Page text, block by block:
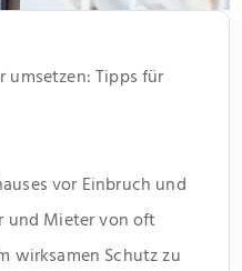
umsetzen: Tipps für
vor Einbruch und
und Mieter von oft
wirksamen Schutz zu